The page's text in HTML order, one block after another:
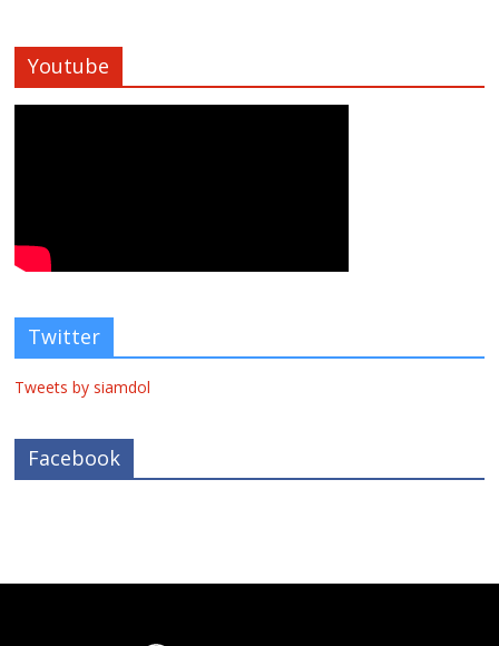
Youtube
Twitter
Tweets by siamdol
Facebook